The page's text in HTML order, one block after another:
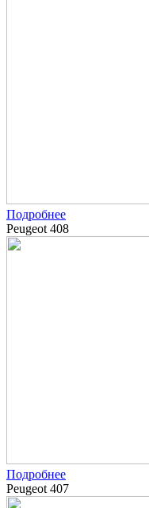
Подробнее
Peugeot 408
Подробнее
Peugeot 407